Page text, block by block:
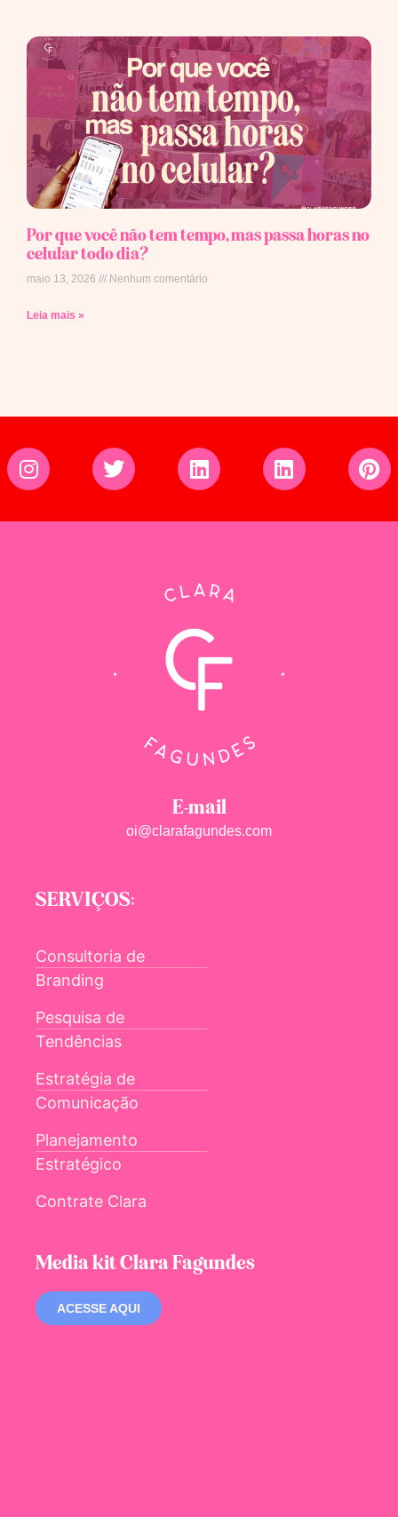
Por que você não tem tempo, mas passa horas no
celular todo dia?
maio 13, 2026 Nenhum comentário
Leia mais »
E-mail
oi@clarafagundes.com
SERVIÇOS:
Consultoria de
Branding
Pesquisa de
Tendências
Estratégia de
Comunicação
Planejamento
Estratégico
Contrate Clara
Media kit Clara Fagundes
ACESSE AQUI